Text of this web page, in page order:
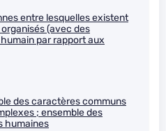
entre lesquelles existent
(avec des
par rapport aux
des caractères communs
; ensemble des
humaines